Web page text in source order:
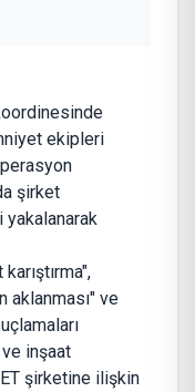
ekipleri
şirket
yakalanarak
aklanması" ve
inşaat
şirketine ilişkin